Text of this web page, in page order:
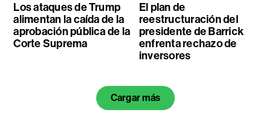
Los ataques de Trump
alimentan la caída de la
aprobación pública de la
Corte Suprema
El plan de
reestructuración del
presidente de Barrick
enfrenta rechazo de
inversores
Cargar más